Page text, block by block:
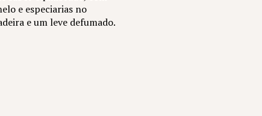
e especiarias no
e um leve defumado.